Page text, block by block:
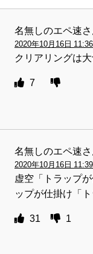
名無しのエペ速さ
2020年10月16日
クリアリングは
7
名無しのエペ速さ
2020年10月16日
虚空「トラップ
ップが仕掛け「
31 1